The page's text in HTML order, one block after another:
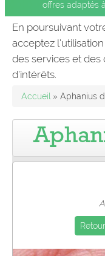
offres adaptés
En poursuivant
acceptez
des services et des
d’intérêts.
Accueil » Aphanius